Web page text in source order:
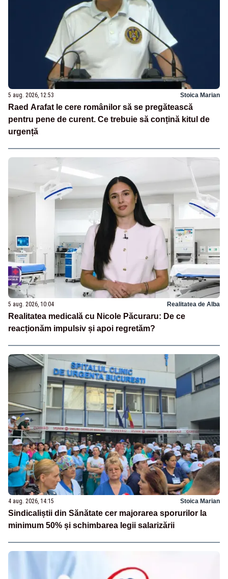
5 aug. 2026, 12:53 Stoica Marian
Raed Arafat le cere românilor să se pregătească
pentru pene de curent. Ce trebuie să conțină kitul de
urgență
5 aug. 2026, 10:04 Realitatea de Alba
Realitatea medicală cu Nicole Păcuraru: De ce
reacționăm impulsiv și apoi regretăm?
4 aug. 2026, 14:15 Stoica Marian
Sindicaliștii din Sănătate cer majorarea sporurilor la
minimum 50% și schimbarea legii salarizării